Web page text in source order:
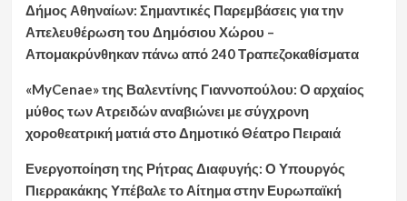
Δήμος Αθηναίων: Σημαντικές Παρεμβάσεις για την
Απελευθέρωση του Δημόσιου Χώρου –
Απομακρύνθηκαν πάνω από 240 Τραπεζοκαθίσματα
«MyCenae» της Βαλεντίνης Γιαννοπούλου: Ο αρχαίος
μύθος των Ατρειδών αναβιώνει με σύγχρονη
χοροθεατρική ματιά στο Δημοτικό Θέατρο Πειραιά
Ενεργοποίηση της Ρήτρας Διαφυγής: Ο Υπουργός
Πιερρακάκης Υπέβαλε το Αίτημα στην Ευρωπαϊκή